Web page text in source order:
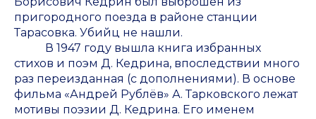
пригородного поезда в районе станции
Тарасовка. Убийц не нашли.
В 1947 году вышла книга избранных
стихов и поэм Д. Кедрина, впоследствии много
раз переизданная (с дополнениями). В основе
фильма «Андрей Рублёв» А. Тарковского лежат
мотивы поэзии Д. Кедрина. Его именем